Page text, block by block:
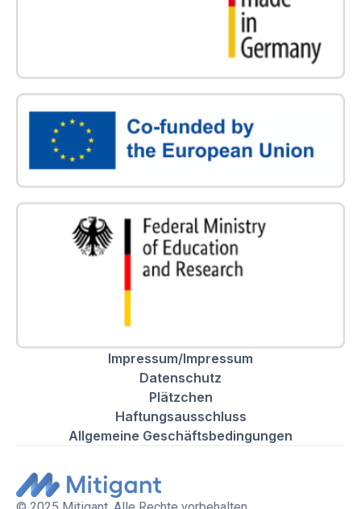
Impressum/Impressum
Datenschutz
Plätzchen
Haftungsausschluss
Allgemeine Geschäftsbedingungen